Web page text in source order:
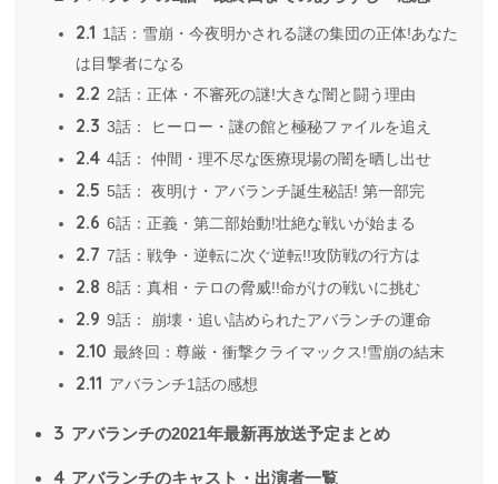
2.1 1話：雪崩・今夜明かされる謎の集団の正体!あなた
は目撃者になる
2.2 2話：正体・不審死の謎!大きな闇と闘う理由
2.3 3話： ヒーロー・謎の館と極秘ファイルを追え
2.4 4話： 仲間・理不尽な医療現場の闇を晒し出せ
2.5 5話： 夜明け・アバランチ誕生秘話! 第一部完
2.6 6話：正義・第二部始動!壮絶な戦いが始まる
2.7 7話：戦争・逆転に次ぐ逆転!!攻防戦の行方は
2.8 8話：真相・テロの脅威!!命がけの戦いに挑む
2.9 9話： 崩壊・追い詰められたアバランチの運命
2.10 最終回：尊厳・衝撃クライマックス!雪崩の結末
2.11 アバランチ1話の感想
3 アバランチの2021年最新再放送予定まとめ
4 アバランチのキャスト・出演者一覧